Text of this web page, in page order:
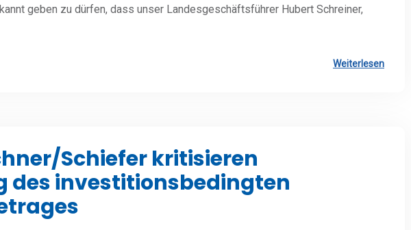
geben zu dürfen, dass unser Landesgeschäftsführer Hubert Schreiner,
Weiterlesen
Schiefer kritisieren
des investitionsbedingten